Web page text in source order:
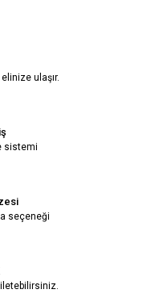
ulaşır.
sistemi
seçeneği